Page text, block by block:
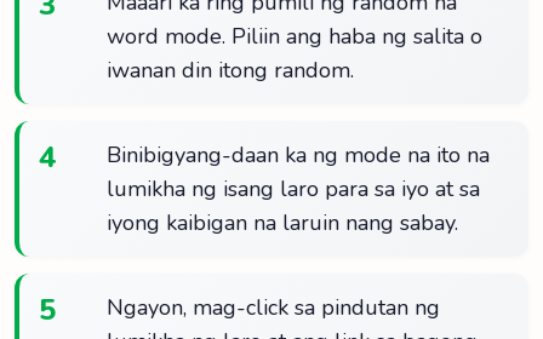
word mode. Piliin ang haba ng salita o
iwanan din itong random.
4
Binibigyang-daan ka ng mode na ito na
lumikha ng isang laro para sa iyo at sa
iyong kaibigan na laruin nang sabay.
5
Ngayon, mag-click sa pindutan ng